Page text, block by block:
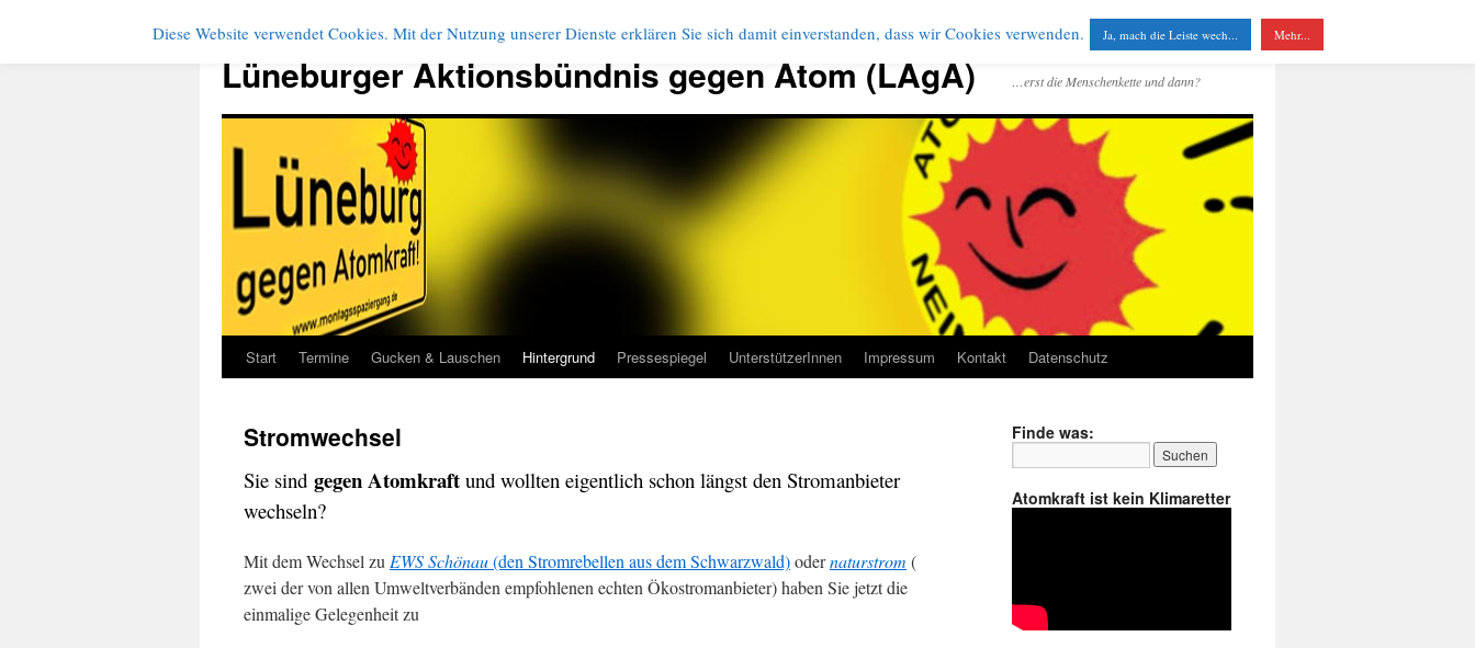
Zum
springen
Lüneburger Aktionsbündnis gegen Atom (LAgA) …erst die Menschenkette und dann?
Start Termine Gucken & Lauschen Hintergrund Pressespiegel UnterstützerInnen Impressum Kontakt Datenschutz
Stromwechsel
Sie sind gegen Atomkraft und wollten eigentlich schon längst den Stromanbieter
wechseln?
Mit dem Wechsel zu EWS Schönau(den Stromrebellen aus dem Schwarzwald)odernaturstrom (
zwei der von allen Umweltverbänden empfohlenen echten Ökostromanbieter) haben Sie jetzt die
einmalige Gelegenheit zu
Finde was:
Atomkraft ist kein Klimaretter
Diese Website verwendet Cookies. Mit der Nutzung unserer Dienste erklären Sie sich damit einverstanden, dass wir Cookies verwenden. Ja, mach die Leiste wech... Mehr...